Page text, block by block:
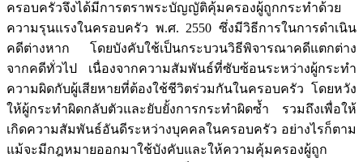
ครอบครัวจึงได้มีการตราพระบัญญัติคุ้มครองผู้ถูกกระทำด้วย
ความรุนแรงในครอบครัว พ.ศ. 2550 ซึ่งมีวิธีการในการดำเนิน
คดีต่างหาก โดยบังคับใช้เป็นกระบวนวิธีพิจารณาคดีแตกต่าง
จากคดีทั่วไป เนื่องจากความสัมพันธ์ที่ซับซ้อนระหว่างผู้กระทำ
ความผิดกับผู้เสียหายที่ต้องใช้ชีวิตร่วมกันในครอบครัว โดยหวัง
ให้ผู้กระทำผิดกลับตัวและยับยั้งการกระทำผิดซ้ำ รวมถึงเพื่อให้
เกิดความสัมพันธ์อันดีระหว่างบุคคลในครอบครัว อย่างไรก็ตาม
แม้จะมีกฎหมายออกมาใช้บังคับและให้ความคุ้มครองผู้ถูก